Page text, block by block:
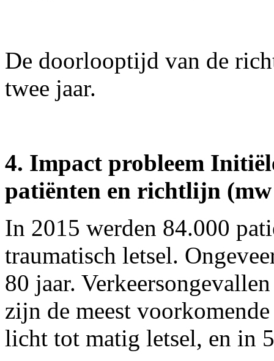
De doorlooptijd van de
twee jaar.
4. Impact probleem
patiënten en richtlijn (mw
In 2015 werden 84.000
traumatisch letsel.
80 jaar.
zijn de meest
licht tot matig letsel, en in